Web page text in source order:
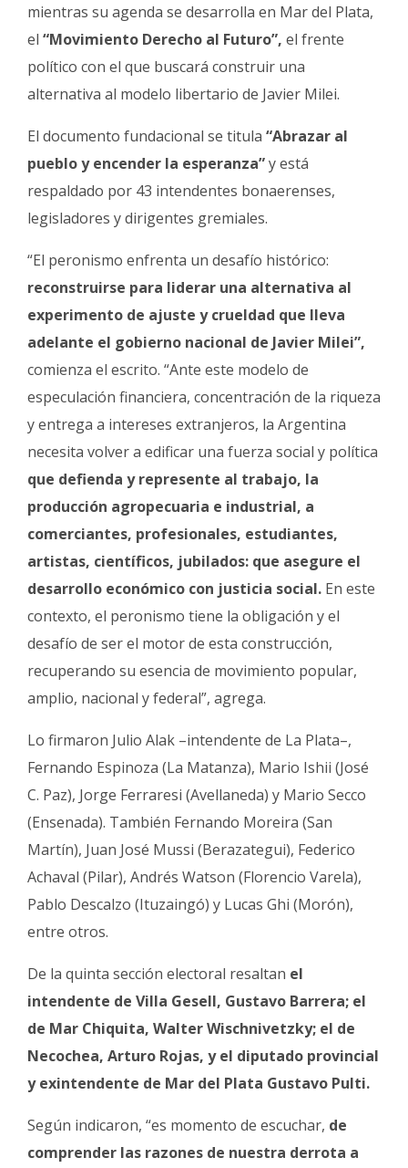
Fúnebres
mientras su agenda se desarrolla en Mar del Plata,
el “Movimiento Derecho al Futuro”, el frente
político con el que buscará construir una
alternativa al modelo libertario de Javier Milei.
El documento fundacional se titula “Abrazar al
pueblo y encender la esperanza”y está
respaldado por 43 intendentes bonaerenses,
legisladores y dirigentes gremiales.
“El peronismo enfrenta un desafío histórico:
reconstruirse para liderar una alternativa al
experimento de ajuste y crueldad que lleva
adelante el gobierno nacional de Javier Milei”,
comienza el escrito. “Ante este modelo de
especulación financiera, concentración de la riqueza
y entrega a intereses extranjeros, la Argentina
necesita volver a edificar una fuerza social y política
que defienda y represente al trabajo, la
producción agropecuaria e industrial, a
comerciantes, profesionales, estudiantes,
artistas, científicos, jubilados: que asegure el
desarrollo económico con justicia social. En este
contexto, el peronismo tiene la obligación y el
desafío de ser el motor de esta construcción,
recuperando su esencia de movimiento popular,
amplio, nacional y federal”, agrega.
Lo firmaron Julio Alak –intendente de La Plata–,
Fernando Espinoza (La Matanza), Mario Ishii (José
C. Paz), Jorge Ferraresi (Avellaneda) y Mario Secco
(Ensenada). También Fernando Moreira (San
Martín), Juan José Mussi (Berazategui), Federico
Achaval (Pilar), Andrés Watson (Florencio Varela),
Pablo Descalzo (Ituzaingó) y Lucas Ghi (Morón),
entre otros.
De la quinta sección electoral resaltan el
intendente de Villa Gesell, Gustavo Barrera; el
de Mar Chiquita, Walter Wischnivetzky; el de
Necochea, Arturo Rojas, y el diputado provincial
y exintendente de Mar del Plata Gustavo Pulti.
Según indicaron, “es momento de escuchar, de
comprender las razones de nuestra derrota a